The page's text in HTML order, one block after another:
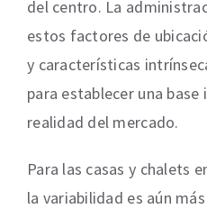
del centro. La
estos factores de
y características
para establecer una
realidad del mercado.
Para las casas y chalets
la variabilidad es aún